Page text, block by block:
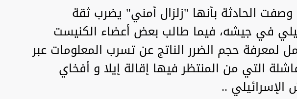
وصفت الحادثة بأنها "زلزال أمني" يضرب ثقة
في جيشه، فيما طالب بعض أعضاء الكنيست
لمعرفة حجم الضرر الناتج عن تسرب المعلومات عبر
التي من المنتظر فيها إقالة إيلا و أفخاي
..